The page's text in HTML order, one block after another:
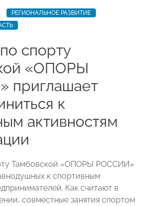
РЕГИОНАЛЬНОЕ РАЗВИТИЕ
спорту
«ОПОРЫ
приглашает
к
активностям
Тамбовской «ОПОРЫ РОССИИ»
к спортивным
Как считают в
совместные занятия спортом